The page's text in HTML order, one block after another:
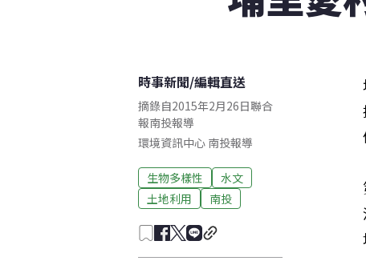
時事新聞/編輯直送
摘錄自2015年2月26日聯合
報南投報導
環境資訊中心 南投報導
生物多樣性
水文
土地利用
南投